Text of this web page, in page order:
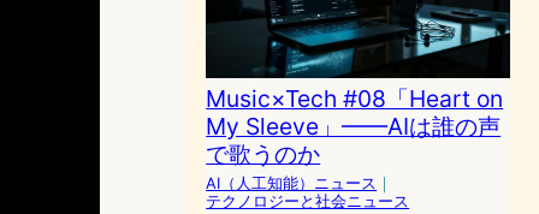
Music×Tech #08「Heart on
My Sleeve」——AIは誰の声
で歌うのか
AI（人工知能）ニュース ｜
テクノロジーと社会ニュース